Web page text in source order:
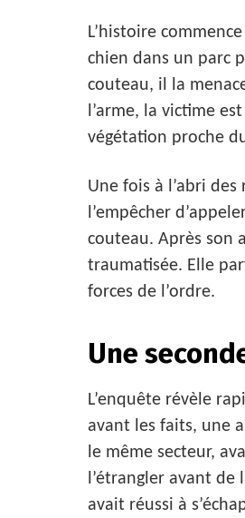
L’histoire
chien dans un parc
couteau, il la
l’arme, la victime
végétation proche
Une fois à l’abri
l’empêcher
couteau. Après son
traumatisée. Elle
forces de l’ordre.
Une
L’enquête révèle
avant les faits, une
le même secteur,
l’étrangler avant
avait réussi à